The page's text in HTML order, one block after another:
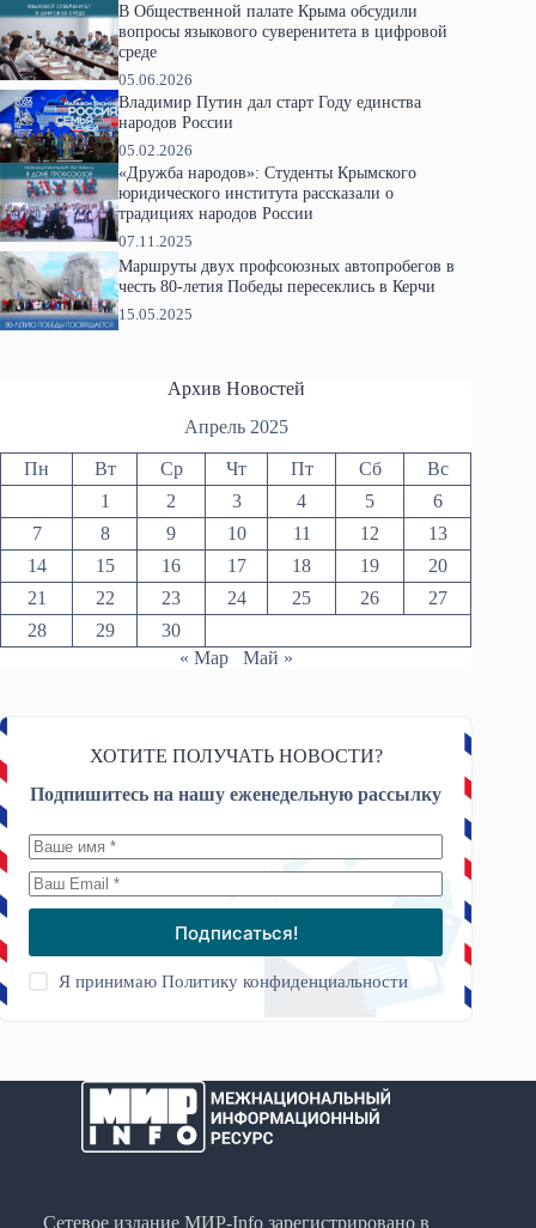
В Общественной палате Крыма обсудили
вопросы языкового суверенитета в цифровой
среде
05.06.2026
Владимир Путин дал старт Году единства
народов России
05.02.2026
«Дружба народов»: Студенты Крымского
юридического института рассказали о
традициях народов России
07.11.2025
Маршруты двух профсоюзных автопробегов в
честь 80-летия Победы пересеклись в Керчи
15.05.2025
Архив Новостей
Апрель 2025
Пн Вт Ср Чт Пт Сб
Вс
1
2 3 4 5
6
7
8 9 10 11 12
13
14
15 16 17 18 19
20
21
22 23 24 25 26
27
28
29
30
« Мар
Май »
ХОТИТЕ ПОЛУЧАТЬ НОВОСТИ?
Подпишитесь на нашу еженедельную рассылку
Подписаться!
Я принимаюПолитику конфиденциальности
Сетевое издание МИР-Info зарегистрировано в